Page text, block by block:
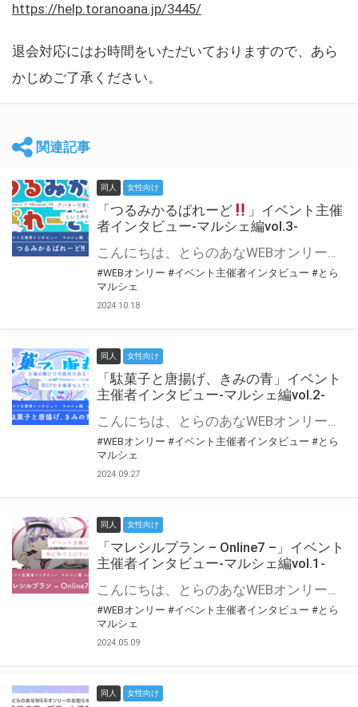
https://help.toranoana.jp/3445/
退会対応にはお時間をいただいておりますので、あら
かじめご了承ください。
関連記事
同人 女性向け
「つるみかるぱれーど
」イベント主催
者インタビュー-マルシェ編vol.3-
こんにちは、とらのあなWEBオンリー運営スタッフです。 新たにお届けする、イベント主催者インタビュー-マルシェ編-は、 とらのあなWEBオンリー「マルシェ」をご利用した主催様に 「マルシェ」を使って開催した感想や心がけをお聞きする企画です。 今回は、WEBオンリー初開催「つるみかるぱれーど
#WEBオンリー #イベント主催者インタビュー #とら
マルシェ
2024.10.18
同人 女性向け
「駄菓子と唐揚げ、きみの青」イベント
主催者インタビュー-マルシェ編vol.2-
こんにちは、とらのあなWEBオンリー運営スタッフです。 新たにお届けする、イベント主催者インタビュー-マルシェ編-は、 とらのあなWEBオンリー「マルシェ」をご利用の主催様に 「マルシェ」を使ってイベントを開催した感想や心がけをお聞きする企画です。 今回は、WEBオンリー初開催「駄菓子と唐揚げ、きみの青」より、 主催のぎこ六屋様にお話を伺いました。 協力：ぎこ六屋様／イベント公式Twitter（@krkgwks） とらのあなWEBオンリー「マルシェ」とは？ WEBオンリーでリアルタイムでコミュニケーションがとれるオンライン会場です。
#WEBオンリー #イベント主催者インタビュー #とら
マルシェ
2024.09.27
同人 女性向け
「マレシルプラン – Online7 –」イベント
主催者インタビュー-マルシェ編vol.1-
こんにちは、とらのあなWEBオンリー運営スタッフです。 新たにお届けする、イベント主催者インタビュー-マルシェ編-は、 とらのあなWEBオンリー「マルシェ」をご利用した主催様に 「マルシェ」を使って開催した感想や心がけをお聞きする企画です。 今回は、WEBオンリー開催7回目迎えた「マレシルプラン – Online7 –」より、 主催の玉川うた様にお話を伺いました。 ▼マレシルプランのインタビュー前回記事 「イベント主催者インタビュー vol.6」はこちら 協力：玉川うた様（マレシルプラン実行委員会 代表）／イベント公式Twitter（@mallesil_plan） とらのあなWEBオンリー「マルシェ」とは？ WEBオンリーでリアルタイムでコミュニケーションがとれるオンライン会場です。
#WEBオンリー #イベント主催者インタビュー #とら
マルシェ
2024.05.09
同人 女性向け